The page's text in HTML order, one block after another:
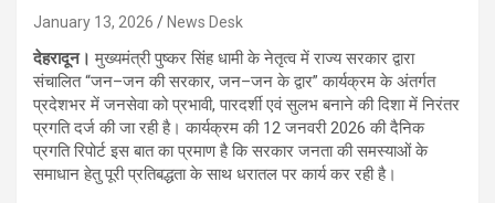
January 13, 2026 News Desk
देहरादून।मुख्यमंत्री पुष्कर सिंह धामी के नेतृत्व में राज्य सरकार द्वारा
संचालित “जन–जन की सरकार, जन–जन के द्वार” कार्यक्रम के अंतर्गत
प्रदेशभर में जनसेवा को प्रभावी, पारदर्शी एवं सुलभ बनाने की दिशा में निरंतर
प्रगति दर्ज की जा रही है। कार्यक्रम की 12 जनवरी 2026 की दैनिक
प्रगति रिपोर्ट इस बात का प्रमाण है कि सरकार जनता की समस्याओं के
समाधान हेतु पूरी प्रतिबद्धता के साथ धरातल पर कार्य कर रही है।